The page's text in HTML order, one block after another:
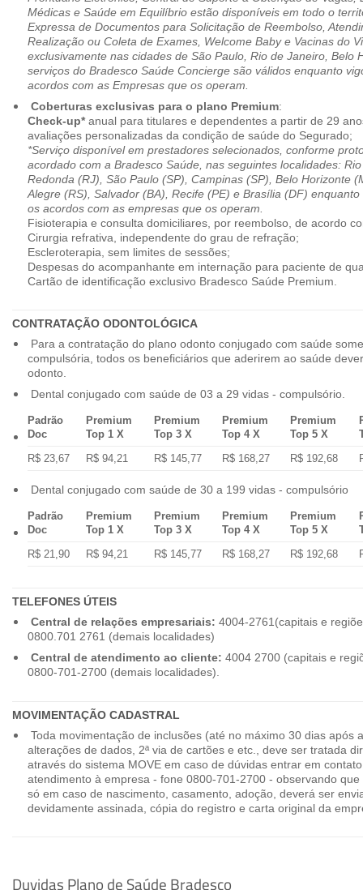
Médicas e Saúde em Equilíbrio estão disponíveis em todo o
Expressa de Documentos para Solicitação de Reembolso,
Realização ou Coleta de Exames, Welcome Baby e Vacinas do
exclusivamente nas cidades de São Paulo, Rio de Janeiro, Belo
serviços do Bradesco Saúde Concierge são válidos enquanto
acordos com as Empresas que os operam.
Coberturas exclusivas para o plano Premium:
Check-up*anual para titulares e dependentes a partir de 29
avaliações personalizadas da condição de saúde do Segurado;
*Serviço disponível em prestadores selecionados, conforme
acordado com a Bradesco Saúde, nas seguintes localidades:
Redonda (RJ), São Paulo (SP), Campinas (SP), Belo Horizonte
Alegre (RS), Salvador (BA), Recife (PE) e Brasília (DF)
os acordos com as empresas que os operam.
Fisioterapia e consulta domiciliares, por reembolso, de acordo
Cirurgia refrativa, independente do grau de refração;
Escleroterapia, sem limites de sessões;
Despesas do acompanhante em internação para paciente de
Cartão de identificação exclusivo Bradesco Saúde Premium.
CONTRATAÇÃO ODONTOLÓGICA
Para a contratação do plano odonto conjugado com saúde
compulsória, todos os beneficiários que aderirem ao saúde
odonto.
Dental conjugado com saúde de 03 a 29 vidas - compulsório.
Padrão
Doc
Premium
Top 1 X
Premium
Top 3 X
Premium
Top 4 X
Premium
Top 5 X
R$ 23,67
R$ 94,21 R$ 145,77 R$ 168,27 R$ 192,68
Dental conjugado com saúde de 30 a 199 vidas - compulsório
Padrão
Doc
Premium
Top 1 X
Premium
Top 3 X
Premium
Top 4 X
Premium
Top 5 X
R$ 21,90
R$ 94,21 R$ 145,77 R$ 168,27 R$ 192,68
TELEFONES ÚTEIS
Central de relações empresariais: 4004-2761(capitais e
0800.701 2761 (demais localidades)
Central de atendimento ao cliente: 4004 2700 (capitais e
0800-701-2700 (demais localidades).
MOVIMENTAÇÃO CADASTRAL
Toda movimentação de inclusões (até no máximo 30 dias após
alterações de dados, 2ª via de cartões e etc., deve ser tratada
através do sistema MOVE em caso de dúvidas entrar em
atendimento à empresa - fone 0800-701-2700 - observando
só em caso de nascimento, casamento, adoção, deverá ser
devidamente assinada, cópia do registro e carta original da
Duvidas Plano de Saúde Bradesco